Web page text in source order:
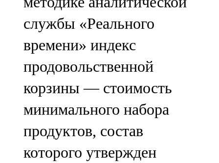
службы «Реального
времени» индекс
продовольственной
корзины — стоимость
минимального набора
продуктов, состав
которого утвержден